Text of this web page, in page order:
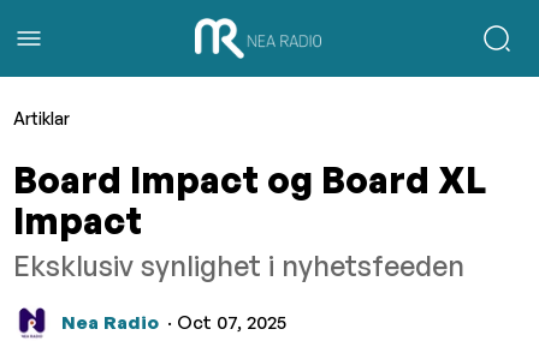
Artiklar
Board Impact og Board XL
Impact
Eksklusiv synlighet i nyhetsfeeden
Nea Radio · Oct 07, 2025